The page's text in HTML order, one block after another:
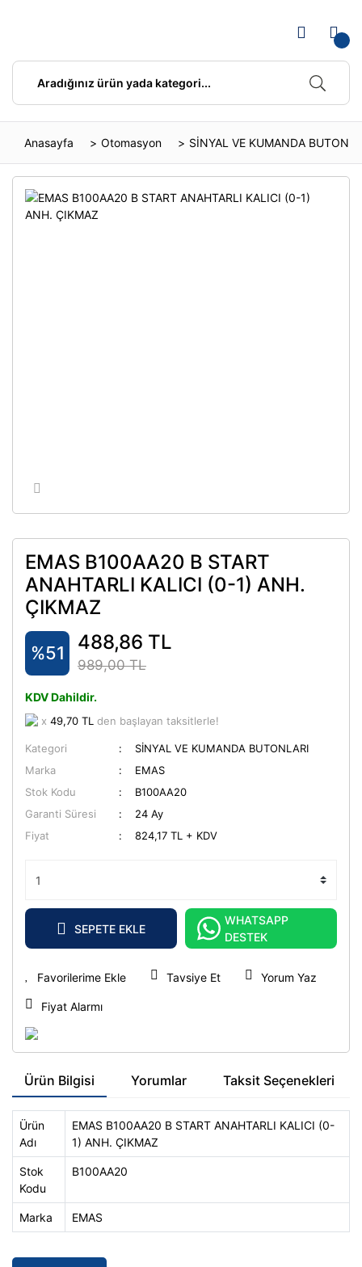
Anasayfa Otomasyon SİNYAL VE KUMANDA
EMAS B100AA20 B START
ANAHTARLI KALICI (0-1) ANH.
ÇIKMAZ
%51 488,86 TL
989,00 TL
KDV Dahildir.
x 49,70 TL den başlayan taksitlerle!
Kategori
SİNYAL VE KUMANDA BUTONLARI
Marka
EMAS
Stok Kodu
B100AA20
Garanti Süresi
24 Ay
Fiyat
824,17 TL + KDV
SEPETE EKLE
WHATSAPP
DESTEK
Tavsiye Et Yorum Yaz
Fiyat Alarmı
Ürün Bilgisi Yorumlar Taksit Seçenekleri
Ürün
Adı
EMAS B100AA20 B START ANAHTARLI KALICI (0-
1) ANH. ÇIKMAZ
Stok
Kodu
B100AA20
Marka EMAS